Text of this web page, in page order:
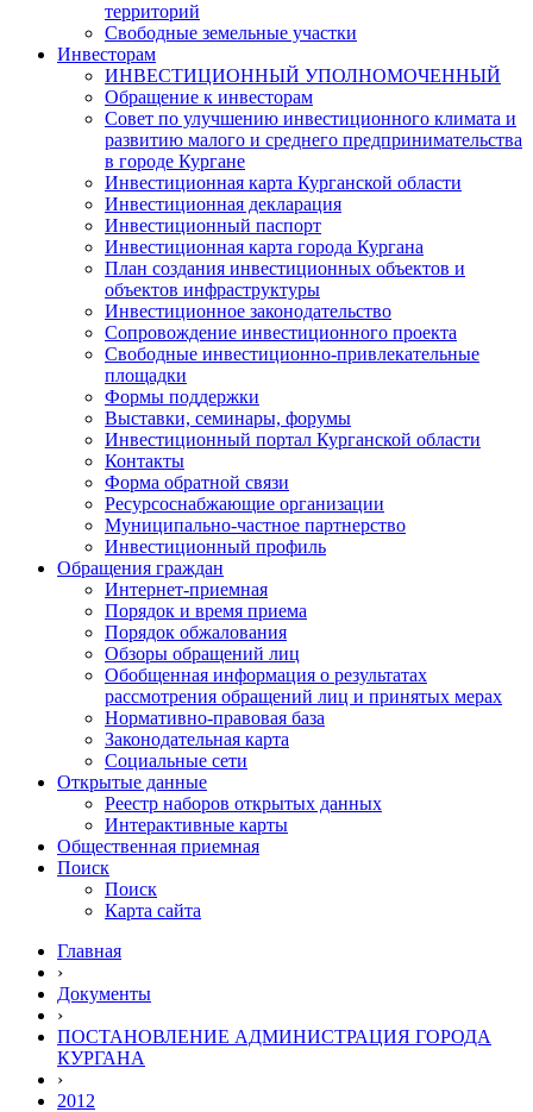
территорий
Свободные земельные участки
Инвесторам
ИНВЕСТИЦИОННЫЙ УПОЛНОМОЧЕННЫЙ
Обращение к инвесторам
Совет по улучшению инвестиционного климата и
развитию малого и среднего предпринимательства
в городе Кургане
Инвестиционная карта Курганской области
Инвестиционная декларация
Инвестиционный паспорт
Инвестиционная карта города Кургана
План создания инвестиционных объектов и
объектов инфраструктуры
Инвестиционное законодательство
Сопровождение инвестиционного проекта
Свободные инвестиционно-привлекательные
площадки
Формы поддержки
Выставки, семинары, форумы
Инвестиционный портал Курганской области
Контакты
Форма обратной связи
Ресурсоснабжающие организации
Муниципально-частное партнерство
Инвестиционный профиль
Обращения граждан
Интернет-приемная
Порядок и время приема
Порядок обжалования
Обзоры обращений лиц
Обобщенная информация о результатах
рассмотрения обращений лиц и принятых мерах
Нормативно-правовая база
Законодательная карта
Социальные сети
Открытые данные
Реестр наборов открытых данных
Интерактивные карты
Общественная приемная
Поиск
Поиск
Карта сайта
Главная
›
Документы
›
ПОСТАНОВЛЕНИЕ АДМИНИСТРАЦИЯ ГОРОДА
КУРГАНА
›
2012